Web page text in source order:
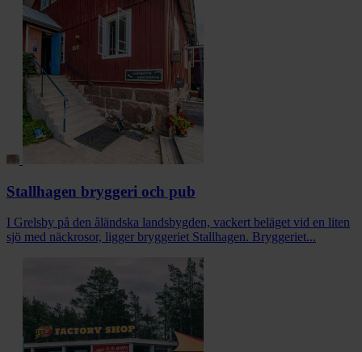
Stallhagen bryggeri och pub
I Grelsby på den åländska landsbygden, vackert beläget vid en liten
sjö med näckrosor, ligger bryggeriet Stallhagen. Bryggeriet...